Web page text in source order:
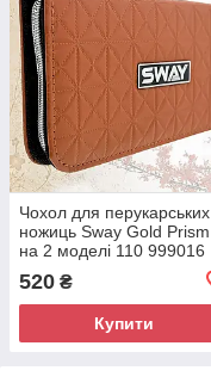
Чохол для перукарських
ножиць Sway Gold Prism
на 2 моделі 110 999016
520 ₴
Купити